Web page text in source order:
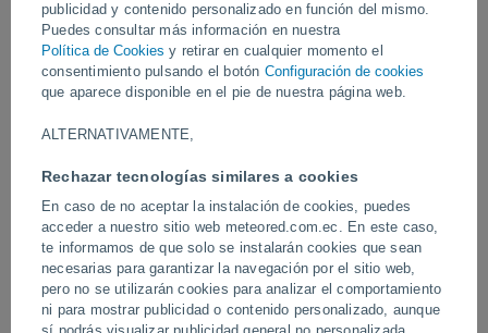
publicidad y contenido personalizado en función del mismo.
Puedes consultar más información en nuestra
Política de Cookies y retirar en cualquier momento el
consentimiento pulsando el botón Configuración de cookies
que aparece disponible en el pie de nuestra página web.
ALTERNATIVAMENTE,
Rechazar tecnologías similares a cookies
En caso de no aceptar la instalación de cookies, puedes
acceder a nuestro sitio web meteored.com.ec. En este caso,
te informamos de que solo se instalarán cookies que sean
necesarias para garantizar la navegación por el sitio web,
pero no se utilizarán cookies para analizar el comportamiento
ni para mostrar publicidad o contenido personalizado, aunque
Una tormenta de nieve primaveral azota los Alpes franceses, con
más de 1 metro de nieve en 24 horas en Val d'Isère, creando
condiciones peligrosas y afectando la infraestructura local.
Hace 7 horas